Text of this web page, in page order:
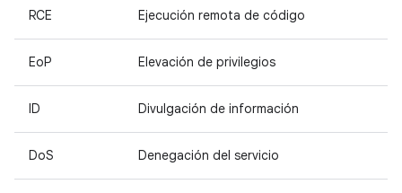
RCE Ejecución remota de código
EoP Elevación de privilegios
ID Divulgación de información
DoS Denegación del servicio